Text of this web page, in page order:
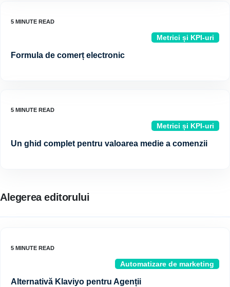
Metrici și KPI-uri
Formula de comerț electronic
Metrici și KPI-uri
Un ghid complet pentru valoarea medie a comenzii
Alegerea editorului
Automatizare de marketing
Alternativă Klaviyo pentru Agenții